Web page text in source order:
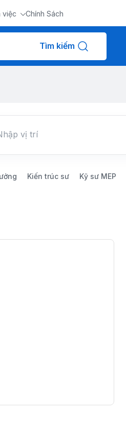
việc Chính Sách
Tìm kiếm
Kiến trúc sư Kỹ sư MEP